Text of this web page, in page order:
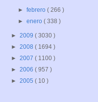
►febrero( 266 )
►enero( 338 )
► 2009 ( 3030 )
► 2008 ( 1694 )
► 2007 ( 1100 )
► 2006 ( 957 )
► 2005 ( 10 )